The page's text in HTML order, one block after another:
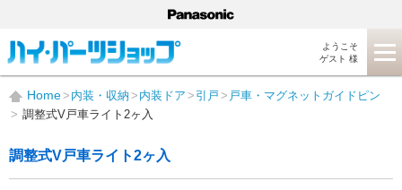
ようこそ
ゲスト 様
Home 内装・収納 内装ドア 引戸
戸車・マグネットガイドピン
調整式V戸車ライト2ヶ入
調整式V戸車ライト2ヶ入